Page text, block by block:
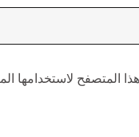
المتصفح لاستخدامها